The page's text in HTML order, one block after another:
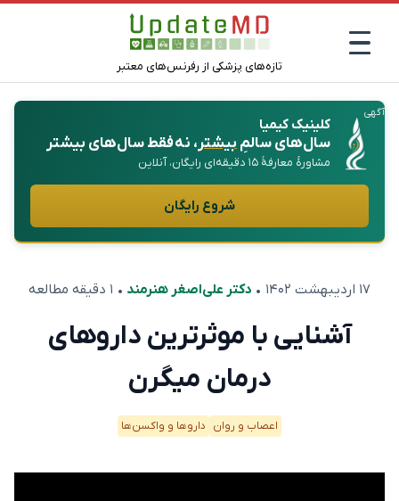
تازه‌های پزشکی از رفرنس‌های معتبر
آگهی
کلینیک کیمیا
سال‌های سالمِبیشتر، نه فقط سال‌های بیشتر
مشاورهٔ معارفهٔ ۱۵ دقیقه‌ای رایگان، آنلاین
شروع رایگان
۱۷ اردیبهشت ۱۴۰۲ • دکتر علی‌اصغر هنرمند • ۱ دقیقه مطالعه
آشنایی با موثرترین دارو‌های
درمان میگرن
اعصاب و روان دارو‌ها و واکسن‌ها